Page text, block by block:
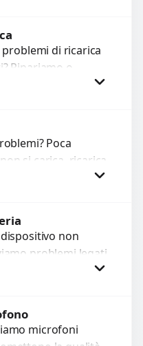
sfocate, messa
di ricarica
Ripariamo o
di ricarica guasti,
Poca
si carica, ricarica
esauriti?
non
problemi legati
con interventi
microfoni